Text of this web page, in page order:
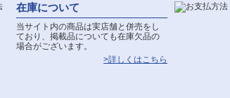
在庫について
当サイト内の商品は実店舗と併売をし
ており、掲載品についても在庫欠品の
場合がございます。
>詳しくはこちら